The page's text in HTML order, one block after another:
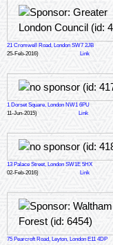
21 Cromwell Road, London SW7 2JB
25-Feb-2016)
Link
1 Dorset Square, London NW1 6PU
11-Jun-2015)
Link
13 Palace Street, London SW1E 5HX
02-Feb-2016)
Link
75 Pearcroft Road, Leyton, London E11 4DP